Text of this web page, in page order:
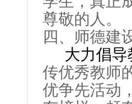
尊敬的人。
四、师德建
大力倡
传优秀教师
优争先活动